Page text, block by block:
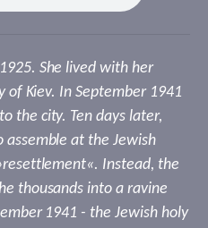
She lived with her
Kiev. In September 1941
the city. Ten days later,
assemble at the Jewish
Instead, the
thousands into a ravine
1941 - the Jewish holy